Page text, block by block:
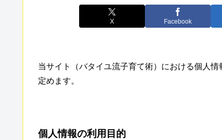
X Facebook
当サイト（バタイユ流子育て術）における個人
定めます。
個人情報の利用目的